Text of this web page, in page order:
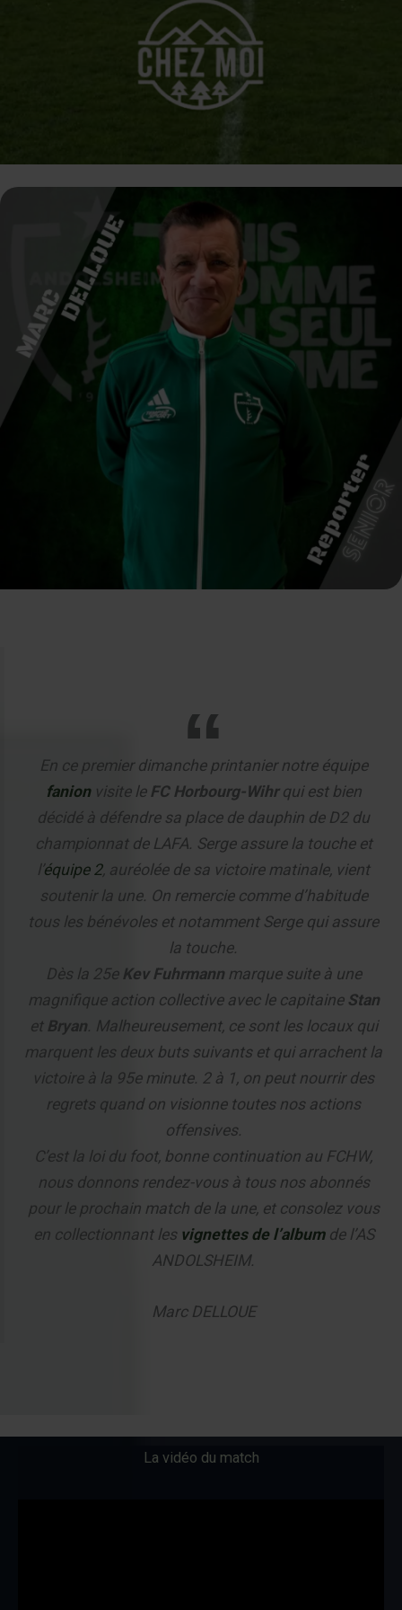
En ce premier dimanche printanier notre équipe
fanionvisite le FC Horbourg-Wihr qui est bien
décidé à défendre sa place de dauphin de D2 du
championnat de LAFA. Serge assure la touche et
l’équipe 2, auréolée de sa victoire matinale, vient
soutenir la une. On remercie comme d’habitude
tous les bénévoles et notamment Serge qui assure
la touche.
Dès la 25e Kev Fuhrmann marque suite à une
magnifique action collective avec le capitaine Stan
et Bryan. Malheureusement, ce sont les locaux qui
marquent les deux buts suivants et qui arrachent la
victoire à la 95e minute. 2 à 1, on peut nourrir des
regrets quand on visionne toutes nos actions
offensives.
C’est la loi du foot, bonne continuation au FCHW,
nous donnons rendez-vous à tous nos abonnés
pour le prochain match de la une, et consolez vous
en collectionnant les vignettes de l’album de l’AS
ANDOLSHEIM.
Marc DELLOUE
La vidéo du match